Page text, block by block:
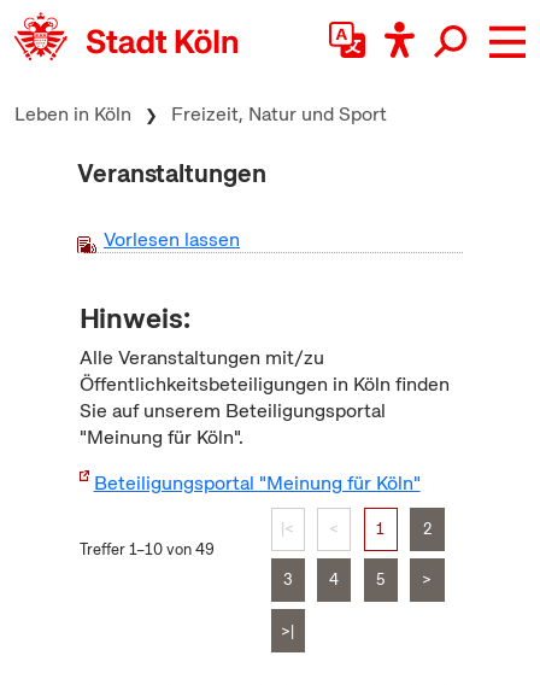
zum Inhalt springen
Leben in Köln Freizeit, Natur und Sport
Veranstaltungen
Vorlesen lassen
Hinweis:
Alle Veranstaltungen mit/zu
Öffentlichkeitsbeteiligungen in Köln finden
Sie auf unserem Beteiligungsportal
"Meinung für Köln".
Beteiligungsportal "Meinung für Köln"
Treffer 1–10 von 49
|< < 1 2
3 4 5 >
>|